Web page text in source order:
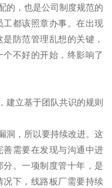
的，也是公司制度规范的
都该照章办事。在出现
防范管理乱想的关键，
不好的开始，终影响了
建立基于团队共识的规则
洞，所以要持续改进。这
需要在发现与沟通中进
。一项制度管十年，是
下，线路板厂需要持续